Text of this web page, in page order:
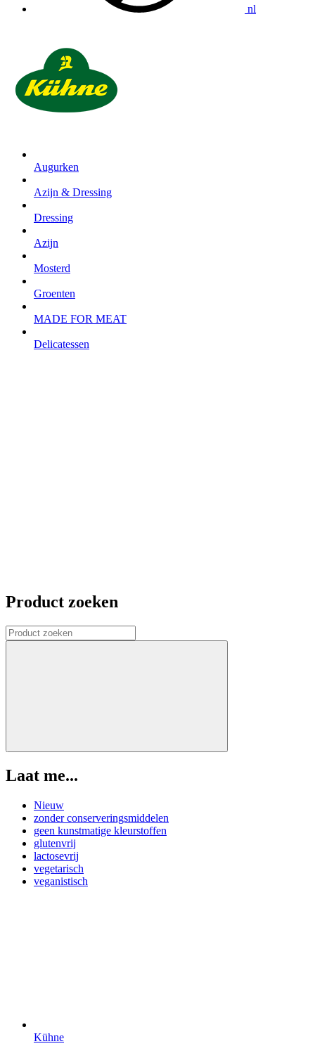
nl
Augurken
Azijn & Dressing
Dressing
Azijn
Mosterd
Groenten
MADE FOR MEAT
Delicatessen
Product zoeken
Laat me...
Nieuw
zonder conserveringsmiddelen
geen kunstmatige kleurstoffen
glutenvrij
lactosevrij
vegetarisch
veganistisch
Kühne